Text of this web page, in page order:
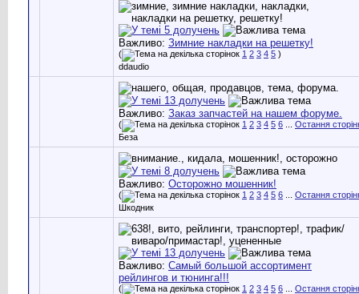
Важливо: Зимние накладки на решетку!
( 1 2 3 4 5 )
ddaudio
Важливо: Заказ запчастей на нашем форуме.
( 1 2 3 4 5 6
Остання
Беза
Важливо: Осторожно мошенник!
( 1 2 3 4 5 6
Остання
Шкодник
Важливо: Самый большой ассортимент
рейлингов и тюнинга!!!
( 1 2 3 4 5 6
Остання